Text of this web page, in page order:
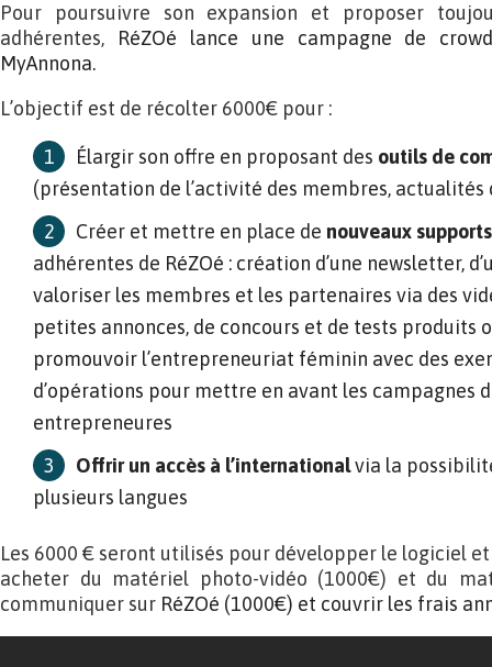
Pour poursuivre son expansion et proposer
adhérentes,
RéZOé lance une campagne de
MyAnnona.
L’objectif est de récolter 6000€ pour :
Élargir son offre en proposant des outils de
(présentation de l’activité des membres, actualités
Créer et mettre en place de nouveaux
adhérentes de RéZOé : création d’une newsletter,
valoriser les membres et les partenaires via des
petites annonces, de concours et de tests produits
promouvoir l’entrepreneuriat féminin avec des
d’opérations pour mettre en avant les campagnes
entrepreneures
Offrir un accès à l’internationalvia la
plusieurs langues
Les 6000 € seront utilisés pour développer le logiciel
acheter du matériel photo-vidéo (1000€) et du
communiquer sur RéZOé (1000€) et couvrir les frais